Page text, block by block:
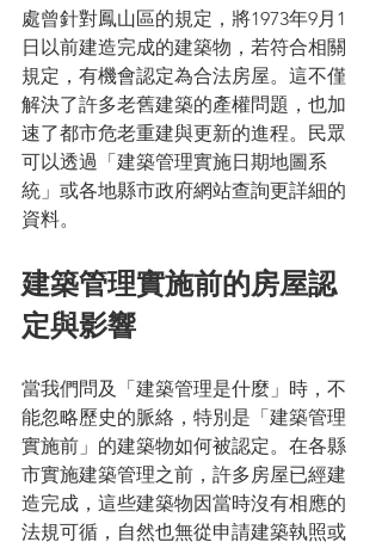
處曾針對鳳山區的規定，將1973年9月1
日以前建造完成的建築物，若符合相關
規定，有機會認定為合法房屋。這不僅
解決了許多老舊建築的產權問題，也加
速了都市危老重建與更新的進程。民眾
可以透過「建築管理實施日期地圖系
統」或各地縣市政府網站查詢更詳細的
資料。
建築管理實施前的房屋認
定與影響
當我們問及「建築管理是什麼」時，不
能忽略歷史的脈絡，特別是「建築管理
實施前」的建築物如何被認定。在各縣
市實施建築管理之前，許多房屋已經建
造完成，這些建築物因當時沒有相應的
法規可循，自然也無從申請建築執照或